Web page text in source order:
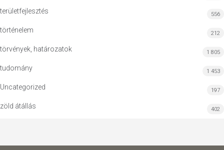
területfejlesztés 556
történelem 212
törvények, határozatok 1 805
tudomány 1 453
Uncategorized 197
zöld átállás 402